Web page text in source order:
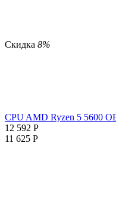
Скидка 8%
CPU AMD Ryzen 5 5600
12 592 Р
11 625 Р